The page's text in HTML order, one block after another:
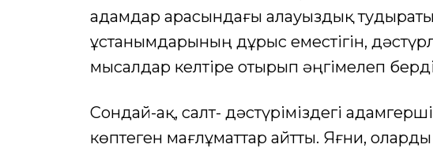
адамдар арасындағы алауыздық
ұстанымдарының дұрыс еместігін,
мысалдар келтіре отырып әңгімелеп
Сондай-ақ, салт- дәстүріміздегі
көптеген мағлұматтар айтты. Яғни,